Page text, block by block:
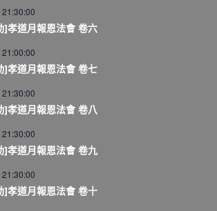
21:30:00
]孝道月報恩法會 卷六
21:00:00
]孝道月報恩法會 卷七
21:30:00
]孝道月報恩法會 卷八
21:30:00
]孝道月報恩法會 卷九
21:30:00
]孝道月報恩法會 卷十